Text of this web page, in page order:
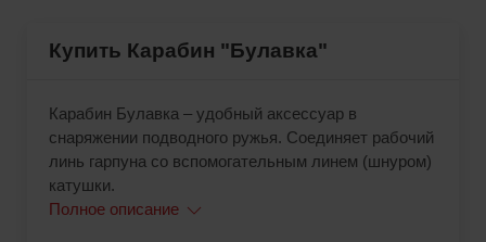
Купить Карабин "Булавка"
Карабин Булавка – удобный аксессуар в
снаряжении подводного ружья. Соединяет рабочий
линь гарпуна со вспомогательным линем (шнуром)
катушки.
Полное описание